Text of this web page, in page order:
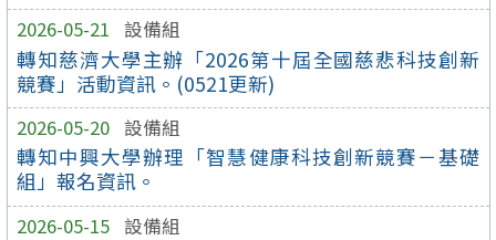
2026-05-21 設備組
轉知慈濟大學主辦「2026第十屆全國慈悲科技創新
競賽」活動資訊。(0521更新)
2026-05-20 設備組
轉知中興大學辦理「智慧健康科技創新競賽－基礎
組」報名資訊。
2026-05-15 設備組